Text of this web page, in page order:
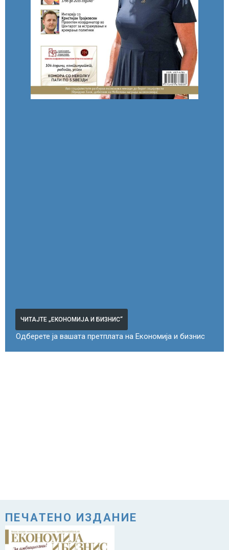
ЧИТАЈТЕ „ЕКОНОМИЈА И БИЗНИС“
Одберете ја вашата претплата на Економија и бизнис
ПЕЧАТЕНО ИЗДАНИЕ